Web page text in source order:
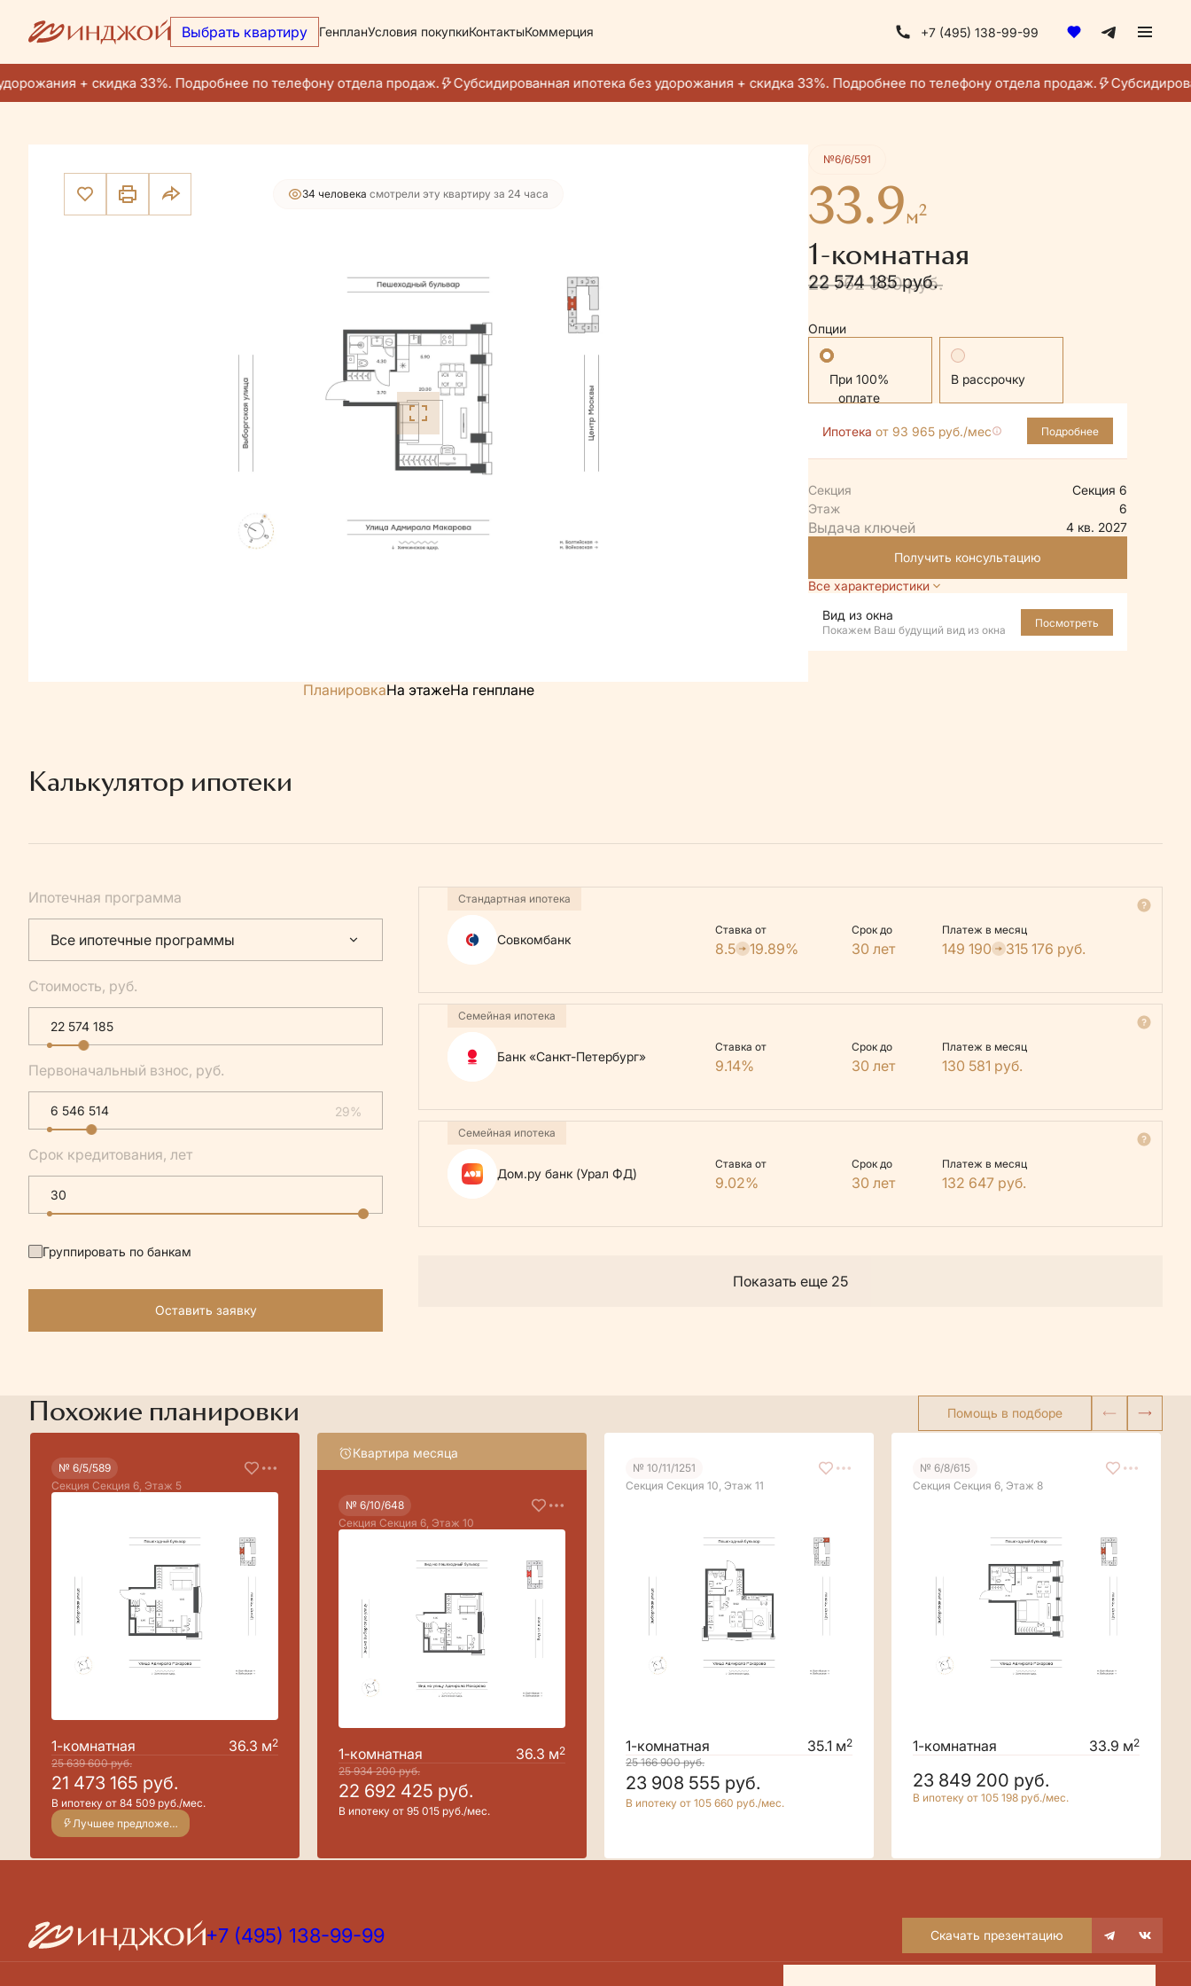
Выбрать квартиру ГенпланУсловия покупкиКонтактыКоммерция +7 (495) 138-99-99
+ скидка 33%. Подробнее по телефону отдела продаж. Субсидированная ипотека без удорожания + скидка 33%. Подробнее по телефону отдела продаж.
1-комнатная33.9 м2
22 574 185 руб.Ипотекаот 93 965 руб./мес.
Получить консультацию
34 человекa смотрели эту квартиру за 24 часа
ПланировкаНа этажеНа генплане
№6/6/591
33.9м2
1-комнатная
23 762 300 руб.
22 574 185 руб.
Опции
Стандартная В рассрочку
Ипотека от 93 965 руб./мес Подробнее
Секция
Секция 6
Этаж
6
4 кв. 2027
Получить консультацию
Все характеристики
Вид из окна
Покажем Ваш будущий вид из окна
Посмотреть
Калькулятор ипотеки
Ипотечная программа
Все ипотечные программы
Стоимость, руб.
Первоначальный взнос, руб.
29%
Срок кредитования, лет
Группировать по банкам
Оставить заявку
Совкомбанк
Стандартная ипотека
Ставка от
8.5 19.89%
Срок до
30 лет
Платеж в месяц
149 190 315 176 руб.
Банк «Санкт-Петербург»
Семейная ипотека
Ставка от
9.14%
Срок до
30 лет
Платеж в месяц
130 581 руб.
Дом.ру банк (Урал ФД)
Семейная ипотека
Ставка от
9.02%
Срок до
30 лет
Платеж в месяц
132 647 руб.
Показать еще 25
Похожие планировки Помощь в подборе
№ 6/5/589
Секция Секция 6, Этаж 5
1-комнатная 36.3 м2
25 639 600руб.
21 473 165 руб.
В ипотеку от 84 509 руб./мес.
Лучшее предложение
Квартира месяца
№ 6/10/648
Секция Секция 6, Этаж 10
1-комнатная 36.3 м2
25 934 200руб.
22 692 425 руб.
В ипотеку от 95 015 руб./мес.
№ 10/11/1251
Секция Секция 10, Этаж 11
1-комнатная 35.1 м2
25 166 900руб.
23 908 555 руб.
В ипотеку от 105 660 руб./мес.
№ 6/8/615
Секция Секция 6, Этаж 8
1-комнатная 33.9 м2
23 849 200 руб.
В ипотеку от 105 198 руб./мес.
+7 (495) 138-99-99 Скачать презентацию